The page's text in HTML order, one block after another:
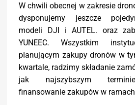
W chwili obecnej w zakresie
dysponujemy jeszcze
modeli DJI i AUTEL. oraz
YUNEEC. Wszystkim
planującym zakupy dronów w
kwartale, radzimy składanie
jak najszybszym
finansowanie zakupów w